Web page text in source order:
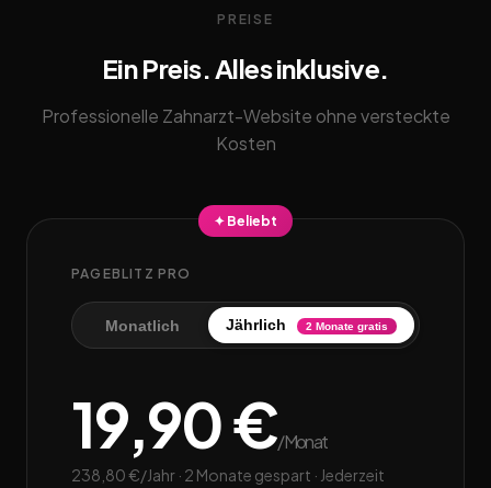
PREISE
Ein Preis. Alles inklusive.
Professionelle Zahnarzt-Website ohne versteckte
Kosten
✦ Beliebt
PAGEBLITZ PRO
Monatlich Jährlich 2 Monate gratis
19,90 €/Monat
238,80 €/Jahr · 2 Monate gespart · Jederzeit